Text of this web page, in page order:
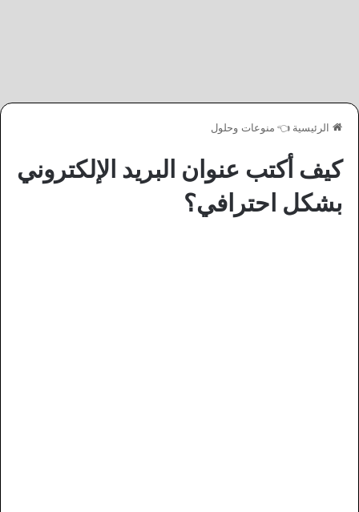
الرئيسية 👈 منوعات وحلول
كيف أكتب عنوان البريد الإلكتروني
بشكل احترافي؟